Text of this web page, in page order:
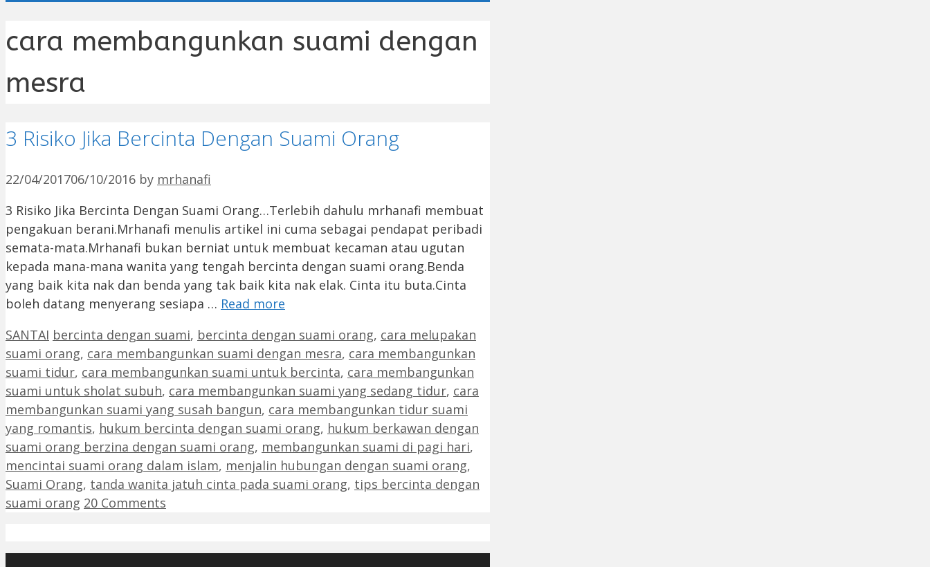
cara membangunkan suami dengan
mesra
3 Risiko Jika Bercinta Dengan Suami Orang
22/04/201706/10/2016 by mrhanafi
3 Risiko Jika Bercinta Dengan Suami Orang…Terlebih dahulu mrhanafi membuat
pengakuan berani.Mrhanafi menulis artikel ini cuma sebagai pendapat peribadi
semata-mata.Mrhanafi bukan berniat untuk membuat kecaman atau ugutan
kepada mana-mana wanita yang tengah bercinta dengan suami orang.Benda
yang baik kita nak dan benda yang tak baik kita nak elak. Cinta itu buta.Cinta
boleh datang menyerang sesiapa … Read more
Categories
SANTAI Tags
bercinta dengan suami, bercinta dengan suami orang, cara melupakan
suami orang, cara membangunkan suami dengan mesra, cara membangunkan
suami tidur, cara membangunkan suami untuk bercinta, cara membangunkan
suami untuk sholat subuh, cara membangunkan suami yang sedang tidur, cara
membangunkan suami yang susah bangun, cara membangunkan tidur suami
yang romantis, hukum bercinta dengan suami orang, hukum berkawan dengan
suami orang berzina dengan suami orang, membangunkan suami di pagi hari,
mencintai suami orang dalam islam, menjalin hubungan dengan suami orang,
Suami Orang, tanda wanita jatuh cinta pada suami orang, tips bercinta dengan
suami orang 20 Comments